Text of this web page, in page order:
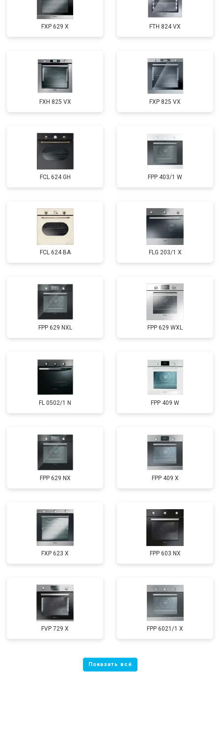
FXP 629 X FTH 824 VX
FXH 825 VX FXP 825 VX
FCL 624 GH FPP 403/1 W
FCL 624 BA FLG 203/1 X
FPP 629 NXL FPP 629 WXL
FL 0502/1 N FPP 409 W
FPP 629 NX FPP 409 X
FXP 623 X FPP 603 NX
FVP 729 X FPP 6021/1 X